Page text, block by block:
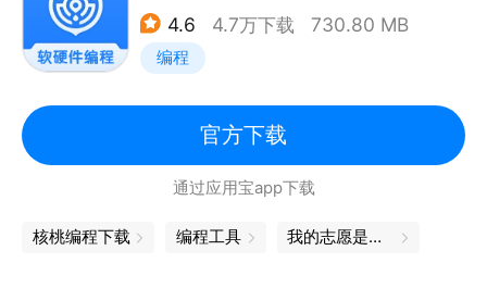
4.6 4.7万下载 730.80 MB
编程
官方下载
通过应用宝app下载
核桃编程下载 编程工具 我的志愿是当一个程序猿！